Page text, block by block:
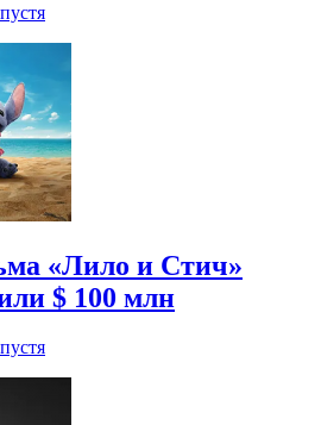
«Лило и Стич»
$ 100 млн